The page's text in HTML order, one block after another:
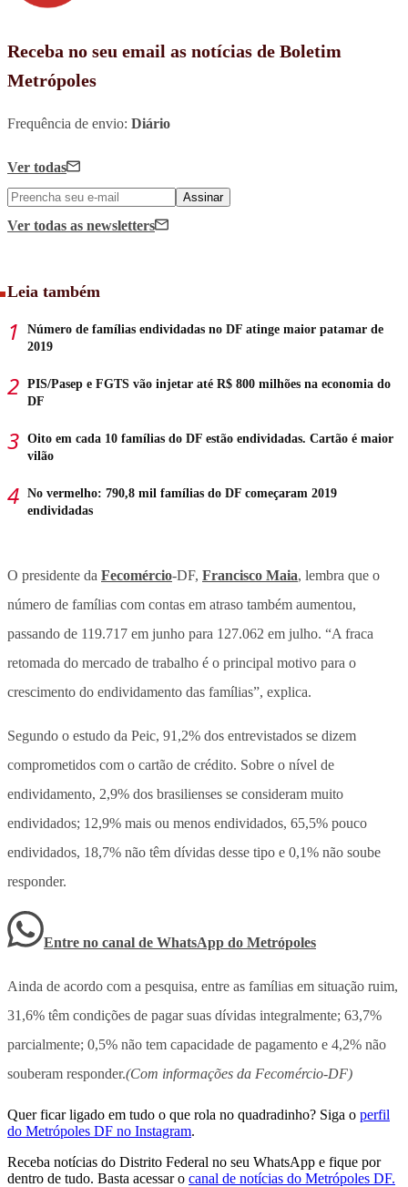
Receba no seu email as notícias de Boletim
Metrópoles
Frequência de envio: Diário
Ver todas
Assinar
Ver todas as newsletters
Leia também
Número de famílias endividadas no DF atinge maior patamar de
2019
PIS/Pasep e FGTS vão injetar até R$ 800 milhões na economia do
DF
Oito em cada 10 famílias do DF estão endividadas. Cartão é maior
vilão
No vermelho: 790,8 mil famílias do DF começaram 2019
endividadas
O presidente da Fecomércio-DF, Francisco Maia, lembra que o
número de famílias com contas em atraso também aumentou,
passando de 119.717 em junho para 127.062 em julho. “A fraca
retomada do mercado de trabalho é o principal motivo para o
crescimento do endividamento das famílias”, explica.
Segundo o estudo da Peic, 91,2% dos entrevistados se dizem
comprometidos com o cartão de crédito. Sobre o nível de
endividamento, 2,9% dos brasilienses se consideram muito
endividados; 12,9% mais ou menos endividados, 65,5% pouco
endividados, 18,7% não têm dívidas desse tipo e 0,1% não soube
responder.
Entre no canal de WhatsApp do Metrópoles
Ainda de acordo com a pesquisa, entre as famílias em situação ruim,
31,6% têm condições de pagar suas dívidas integralmente; 63,7%
parcialmente; 0,5% não tem capacidade de pagamento e 4,2% não
souberam responder.(Com informações da Fecomércio-DF)
Quer ficar ligado em tudo o que rola no quadradinho? Siga o perfil
do Metrópoles DF no Instagram.
Receba notícias do Distrito Federal no seu WhatsApp e fique por
dentro de tudo. Basta acessar o canal de notícias do Metrópoles DF.